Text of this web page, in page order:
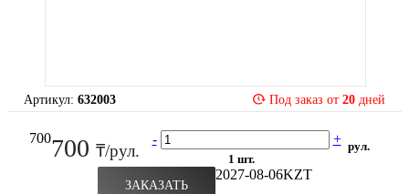
Артикул: 632003 Под заказ от 20 дней
700700 ₸/рул.
- +
1 шт.
рул.
ЗАКАЗАТЬ
2027-08-06KZT